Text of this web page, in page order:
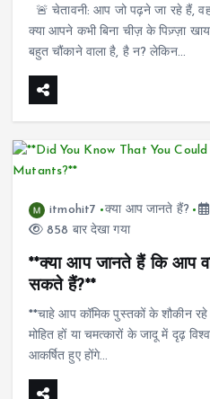
🚨 चेतावनी: आप जो पढ़ने जा रहे हैं,
क्या आपने कभी बिना चीज़ के पिज़्ज़ा
बहुत चौंकाने वाला है, है न? लेकिन…
itmohit7 क्या आप जानते हैं?
858 बार देखा गया
**क्या आप जानते हैं कि आप
सकते हैं?**
**चाहे आप कॉमिक पुस्तकों के शौकीन
मोहित हों या चमत्कारों के जादू में दृढ़
आकर्षित हुए होंगे…